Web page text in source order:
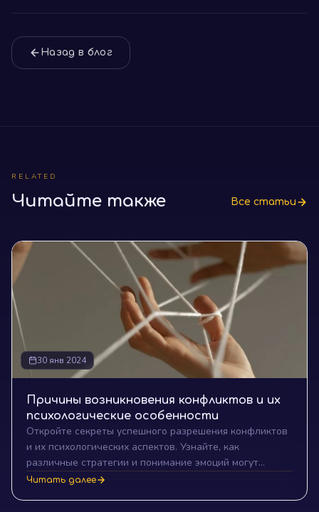
Назад в блог
RELATED
Читайте также Все статьи
30 янв 2024
Причины возникновения конфликтов и их
психологические особенности
Откройте секреты успешного разрешения конфликтов
и их психологических аспектов. Узнайте, как
различные стратегии и понимание эмоций могут
способствовать достижению ваших целей и успеха.
Читать далее